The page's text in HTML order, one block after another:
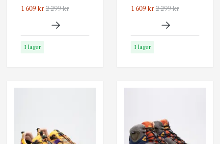
1 609 kr2 299 kr
I lager
1 609 kr2 299 kr
I lager